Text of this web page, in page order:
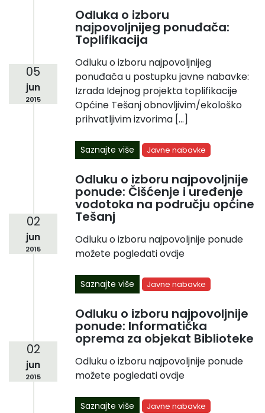
05
jun
2015
Odluka o izboru
najpovoljnijeg ponuđača:
Toplifikacija
Odluku o izboru najpovoljnijeg
ponuđača u postupku javne nabavke:
Izrada Idejnog projekta toplifikacije
Općine Tešanj obnovljivim/ekološko
prihvatljivim izvorima […]
Saznajte više Javne nabavke
02
jun
2015
Odluku o izboru najpovoljnije
ponude: Čišćenje i uređenje
vodotoka na području općine
Tešanj
Odluku o izboru najpovoljnije ponude
možete pogledati ovdje
Saznajte više Javne nabavke
02
jun
2015
Odluku o izboru najpovoljnije
ponude: Informatička
oprema za objekat Biblioteke
Odluku o izboru najpovoljnije ponude
možete pogledati ovdje
Saznajte više Javne nabavke